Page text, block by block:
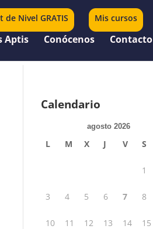
de Nivel GRATIS Mis cursos
Aptis Conócenos Contacto
Calendario
agosto 2026
L M X J V S
1
3 4 5 6 7 8
10 11 12 13 14 15